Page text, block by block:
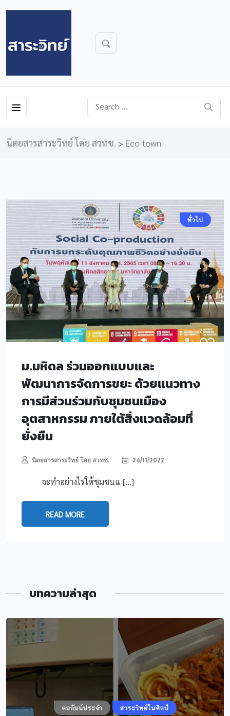
นิตยสารสาระวิทย์ โดย สวทช. > Eco town
ทั่วไป
ม.มหิดล ร่วมออกแบบและ
พัฒนาการจัดการขยะ ด้วยแนวทาง
การมีส่วนร่วมกับชุมชนเมือง
อุตสาหกรรม ภายใต้สิ่งแวดล้อมที่
ยั่งยืน
นิตยสารสาระวิทย์ โดย สวทช. 24/11/2022
จะทำอย่างไรให้ชุมชนแ […]
READ MORE
บทความล่าสุด
คอลัมน์ประจำ สาระวิทย์ในศิลป์